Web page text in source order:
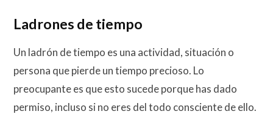
Ladrones de tiempo
Un ladrón de tiempo es una actividad, situación o
persona que pierde un tiempo precioso. Lo
preocupante es que esto sucede porque has dado
permiso, incluso si no eres del todo consciente de ello.